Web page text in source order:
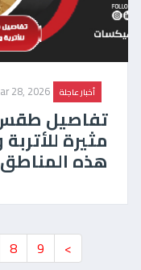
أخبار عاجلة 28, 2026
تفاصيل طقس
مثيرة
هذه المناطق
8 9 >